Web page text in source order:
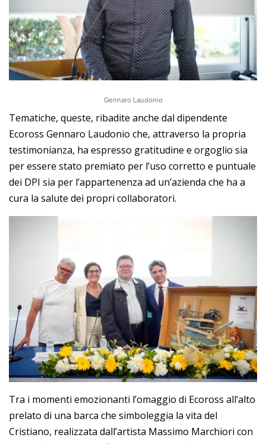
Gennaro Laudonio
Tematiche, queste, ribadite anche dal dipendente
Ecoross Gennaro Laudonio che, attraverso la propria
testimonianza, ha espresso gratitudine e orgoglio sia
per essere stato premiato per l’uso corretto e puntuale
dei DPI sia per l’appartenenza ad un’azienda che ha a
cura la salute dei propri collaboratori.
Tra i momenti emozionanti l’omaggio di Ecoross all’alto
prelato di una barca che simboleggia la vita del
Cristiano, realizzata dall’artista Massimo Marchiori con